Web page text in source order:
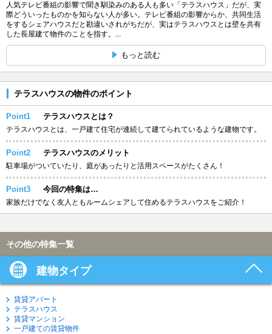
人気テレビ番組の影響で聞き馴染みのある人も多い「テラスハウス」だが、実
際どういったものかを知らない人が多い。テレビ番組の影響からか、共同生活
をするシェアハウスだと勘違いされがちだが、実はテラスハウスとは壁を共有
した長屋建て物件のことを指す。...
もっと読む
テラスハウスの物件のポイント
Point1 テラスハウスとは？
テラスハウスとは、一戸建て住宅が連続して建てられているような建物です。
Point2 テラスハウスのメリット
駐車場がついていたり、庭があったりと活用スペースがたくさん！
Point3 今回の特集は…
家族だけでなく友人ともルームシェアして住めるテラスハウスをご紹介！
その他の特集一覧
建物タイプ
賃貸アパート
テラスハウス
賃貸マンション
一戸建ての賃貸物件